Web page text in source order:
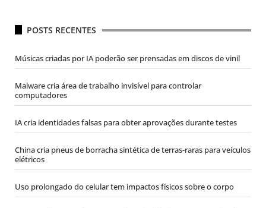
POSTS RECENTES
Músicas criadas por IA poderão ser prensadas em discos de vinil
Malware cria área de trabalho invisível para controlar
computadores
IA cria identidades falsas para obter aprovações durante testes
China cria pneus de borracha sintética de terras-raras para veículos
elétricos
Uso prolongado do celular tem impactos físicos sobre o corpo